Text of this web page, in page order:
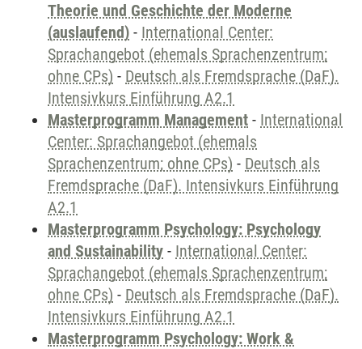
Theorie und Geschichte der Moderne
(auslaufend) - International Center:
Sprachangebot (ehemals Sprachenzentrum;
ohne CPs) - Deutsch als Fremdsprache (DaF).
Intensivkurs Einführung A2.1
Masterprogramm Management - International
Center: Sprachangebot (ehemals
Sprachenzentrum; ohne CPs) - Deutsch als
Fremdsprache (DaF). Intensivkurs Einführung
A2.1
Masterprogramm Psychology: Psychology
and Sustainability - International Center:
Sprachangebot (ehemals Sprachenzentrum;
ohne CPs) - Deutsch als Fremdsprache (DaF).
Intensivkurs Einführung A2.1
Masterprogramm Psychology: Work &